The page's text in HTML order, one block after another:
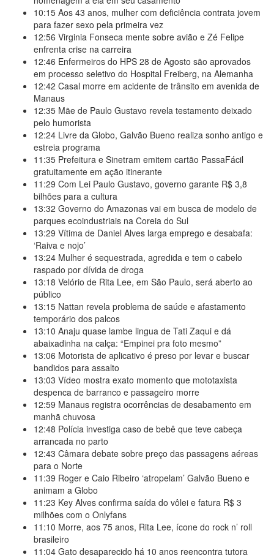
10:15 Aos 43 anos, mulher com deficiência contrata jovem
para fazer sexo pela primeira vez
12:56 Virginia Fonseca mente sobre avião e Zé Felipe
enfrenta crise na carreira
12:46 Enfermeiros do HPS 28 de Agosto são aprovados
em processo seletivo do Hospital Freiberg, na Alemanha
12:42 Casal morre em acidente de trânsito em avenida de
Manaus
12:35 Mãe de Paulo Gustavo revela testamento deixado
pelo humorista
12:24 Livre da Globo, Galvão Bueno realiza sonho antigo e
estreia programa
11:35 Prefeitura e Sinetram emitem cartão PassaFácil
gratuitamente em ação itinerante
11:29 Com Lei Paulo Gustavo, governo garante R$ 3,8
bilhões para a cultura
13:32 Governo do Amazonas vai em busca de modelo de
parques ecoindustriais na Coreia do Sul
13:29 Vítima de Daniel Alves larga emprego e desabafa:
‘Raiva e nojo’
13:24 Mulher é sequestrada, agredida e tem o cabelo
raspado por dívida de droga
13:18 Velório de Rita Lee, em São Paulo, será aberto ao
público
13:15 Nattan revela problema de saúde e afastamento
temporário dos palcos
13:10 Anaju quase lambe lingua de Tati Zaqui e dá
abaixadinha na calça: “Empinei pra foto mesmo”
13:06 Motorista de aplicativo é preso por levar e buscar
bandidos para assalto
13:03 Vídeo mostra exato momento que mototaxista
despenca de barranco e passageiro morre
12:59 Manaus registra ocorrências de desabamento em
manhã chuvosa
12:48 Polícia investiga caso de bebê que teve cabeça
arrancada no parto
12:43 Câmara debate sobre preço das passagens aéreas
para o Norte
11:39 Roger e Caio Ribeiro ‘atropelam’ Galvão Bueno e
animam a Globo
11:23 Key Alves confirma saída do vôlei e fatura R$ 3
milhões com o Onlyfans
11:10 Morre, aos 75 anos, Rita Lee, ícone do rock n’ roll
brasileiro
11:04 Gato desaparecido há 10 anos reencontra tutora